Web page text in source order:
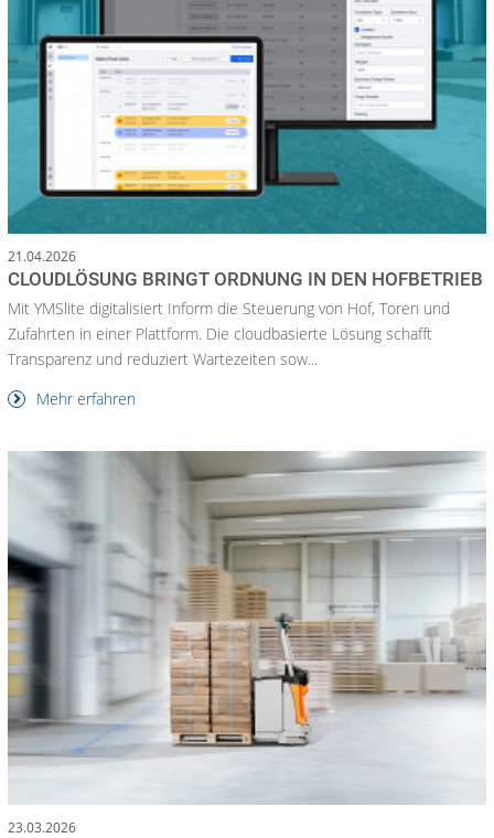
21.04.2026
CLOUDLÖSUNG BRINGT ORDNUNG IN DEN HOFBETRIEB
Mit YMSlite digitalisiert Inform die Steuerung von Hof, Toren und
Zufahrten in einer Plattform. Die cloudbasierte Lösung schafft
Transparenz und reduziert Wartezeiten sow...
Mehr erfahren
23.03.2026